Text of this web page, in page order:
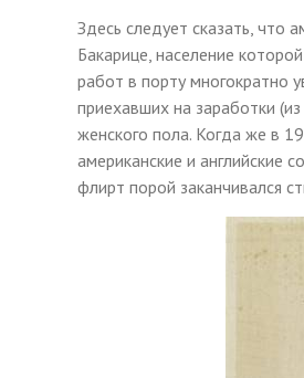
Здесь следует сказать, что
Бакарице, население
работ в порту многократно
приехавших на заработки
женского пола. Когда же в
американские и английские
флирт порой заканчивался